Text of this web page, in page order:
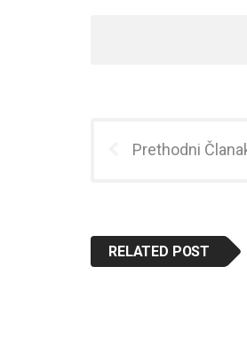
Prethodni
RELATED POST